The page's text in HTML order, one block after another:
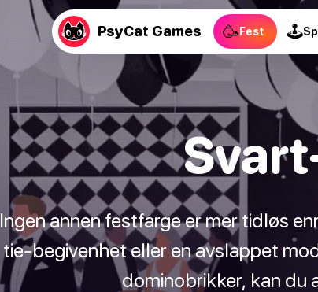
PsyCat Games 🥳Fest 🕹
Ingen annen festfarge er mer tidløs
tie-begivenhet eller en avslappet
dominobrikker, kan du